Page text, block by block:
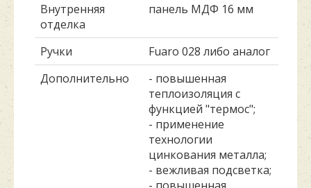
Внутренняя
отделка
панель МДФ 16 мм
Ручки
Fuaro 028 либо аналог
Дополнительно
- повышенная
теплоизоляция с
функцией "термос";
- применение
технологии
цинкования металла;
- вежливая подсветка;